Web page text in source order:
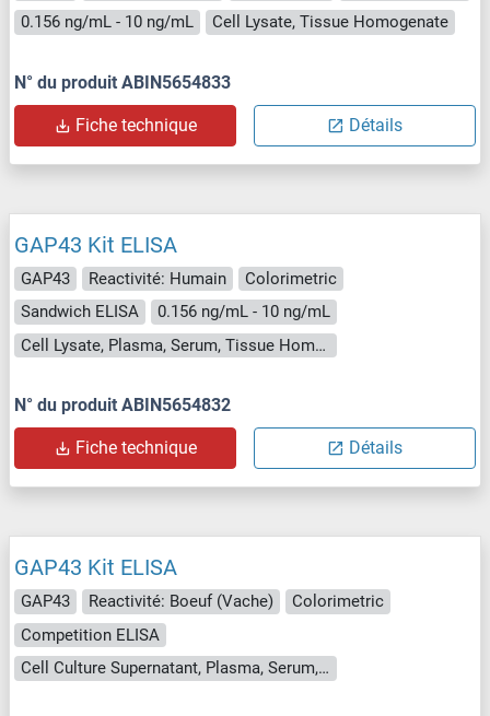
0.156 ng/mL - 10 ng/mL
Cell Lysate, Tissue Homogenate
N° du produit ABIN5654833
Fiche technique Détails
GAP43 Kit ELISA
GAP43 Reactivité: Humain
Colorimetric
Sandwich ELISA
0.156 ng/mL - 10 ng/mL
Cell Lysate, Plasma, Serum, Tissue Homogenate
N° du produit ABIN5654832
Fiche technique Détails
GAP43 Kit ELISA
GAP43 Reactivité: Boeuf (Vache)
Colorimetric
Competition ELISA
Cell Culture Supernatant, Plasma, Serum, Tissue Homogenate